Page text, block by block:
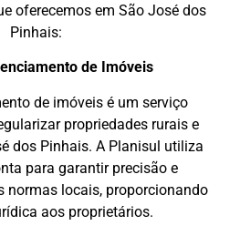
oferecemos em São José dos
Pinhais:
de Imóveis
de imóveis é um serviço
propriedades rurais e
dos Pinhais. A Planisul utiliza
para garantir precisão e
normas locais, proporcionando
aos proprietários.